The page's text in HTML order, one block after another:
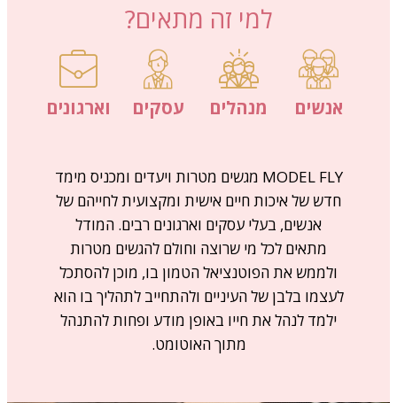
למי זה מתאים?
אנשים מנהלים עסקים וארגונים
MODEL FLY מגשים מטרות ויעדים ומכניס מימד
חדש של איכות חיים אישית ומקצועית לחייהם של
אנשים, בעלי עסקים וארגונים רבים. המודל
מתאים לכל מי שרוצה וחולם להגשים מטרות
ולממש את הפוטנציאל הטמון בו, מוכן להסתכל
לעצמו בלבן של העיניים ולהתחייב לתהליך בו הוא
ילמד לנהל את חייו באופן מודע ופחות להתנהל
מתוך האוטומט.